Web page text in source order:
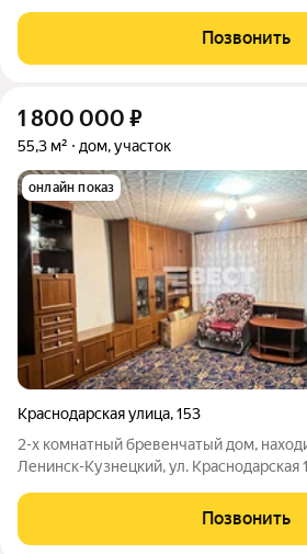
- линолеум. Потолки - натяжные. Стены
совмещенный. Печное
Позвонить
1 800 000 ₽
55,3 м² дом, участок
онлайн показ
Краснодарская улица,153
2-х комнатный бревенчатый дом,
Ленинск-Кузнецкий, ул. Краснодарская
1967 года постройки, теплый и сухой.
Окна ПВХ. Потолки
Позвонить